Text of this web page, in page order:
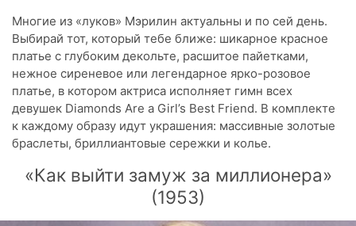
Многие из «луков» Мэрилин актуальны и по сей день.
Выбирай тот, который тебе ближе: шикарное красное
платье с глубоким декольте, расшитое пайетками,
нежное сиреневое или легендарное ярко-розовое
платье, в котором актриса исполняет гимн всех
девушек Diamonds Are a Girl’s Best Friend. В комплекте
к каждому образу идут украшения: массивные золотые
браслеты, бриллиантовые сережки и колье.
«Как выйти замуж за миллионера»
(1953)